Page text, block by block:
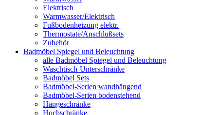
Elektrisch
Warmwasser/Elektrisch
Fußbodenheizung elektr.
Thermostate/Anschlußsets
Zubehör
Badmöbel Spiegel und Beleuchtung
alle Badmöbel Spiegel und Beleuchtung
Waschtisch-Unterschränke
Badmöbel Sets
Badmöbel-Serien wandhängend
Badmöbel-Serien bodenstehend
Hängeschränke
Hochschränke